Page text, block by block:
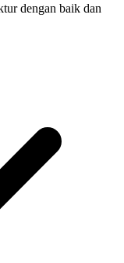
dengan baik dan